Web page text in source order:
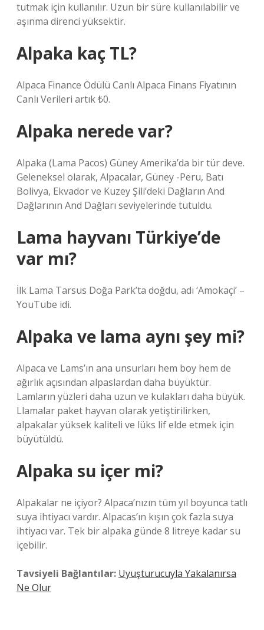
tutmak için kullanılır. Uzun bir süre kullanılabilir ve
aşınma direnci yüksektir.
Alpaka kaç TL?
Alpaca Finance Ödülü Canlı Alpaca Finans Fiyatının
Canlı Verileri artık ₺0.
Alpaka nerede var?
Alpaka (Lama Pacos) Güney Amerika’da bir tür deve.
Geleneksel olarak, Alpacalar, Güney -Peru, Batı
Bolivya, Ekvador ve Kuzey Şili’deki Dağların And
Dağlarının And Dağları seviyelerinde tutuldu.
Lama hayvanı Türkiye’de
var mı?
İlk Lama Tarsus Doğa Park’ta doğdu, adı ‘Amokaçi’ –
YouTube idi.
Alpaka ve lama aynı şey mi?
Alpaca ve Lams’ın ana unsurları hem boy hem de
ağırlık açısından alpaslardan daha büyüktür.
Lamların yüzleri daha uzun ve kulakları daha büyük.
Llamalar paket hayvan olarak yetiştirilirken,
alpakalar yüksek kaliteli ve lüks lif elde etmek için
büyütüldü.
Alpaka su içer mi?
Alpakalar ne içiyor? Alpaca’nızın tüm yıl boyunca tatlı
suya ihtiyacı vardır. Alpacas’ın kışın çok fazla suya
ihtiyacı var. Tek bir alpaka günde 8 litreye kadar su
içebilir.
Tavsiyeli Bağlantılar: Uyuşturucuyla Yakalanırsa
Ne Olur